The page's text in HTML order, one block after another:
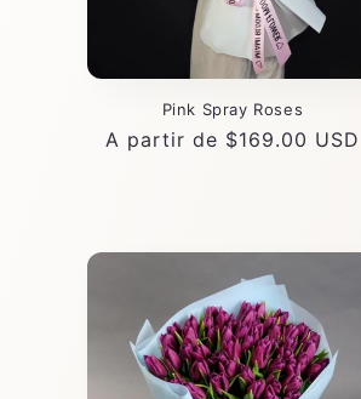
Pink Spray Roses
Precio
A partir de $169.00 USD